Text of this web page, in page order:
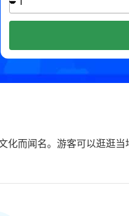
而闻名。游客可以逛逛